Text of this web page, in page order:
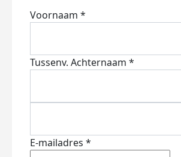
Voornaam *
Tussenv. Achternaam *
E-mailadres *